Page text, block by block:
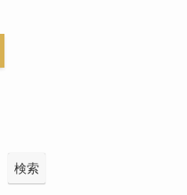
検索